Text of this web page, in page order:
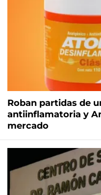
Roban partidas de
antiinflamatoria y
mercado